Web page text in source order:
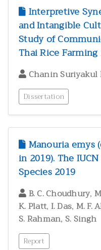
Interpretive
and Intangible
Study of
Thai Rice
Chanin Suriyakul
Dissertation
Manouria emys
in 2019). The
Species 2019
B. C. Choudhury,
K. Platt, I. Das, M. F.
S. Rahman, S. Singh
Report